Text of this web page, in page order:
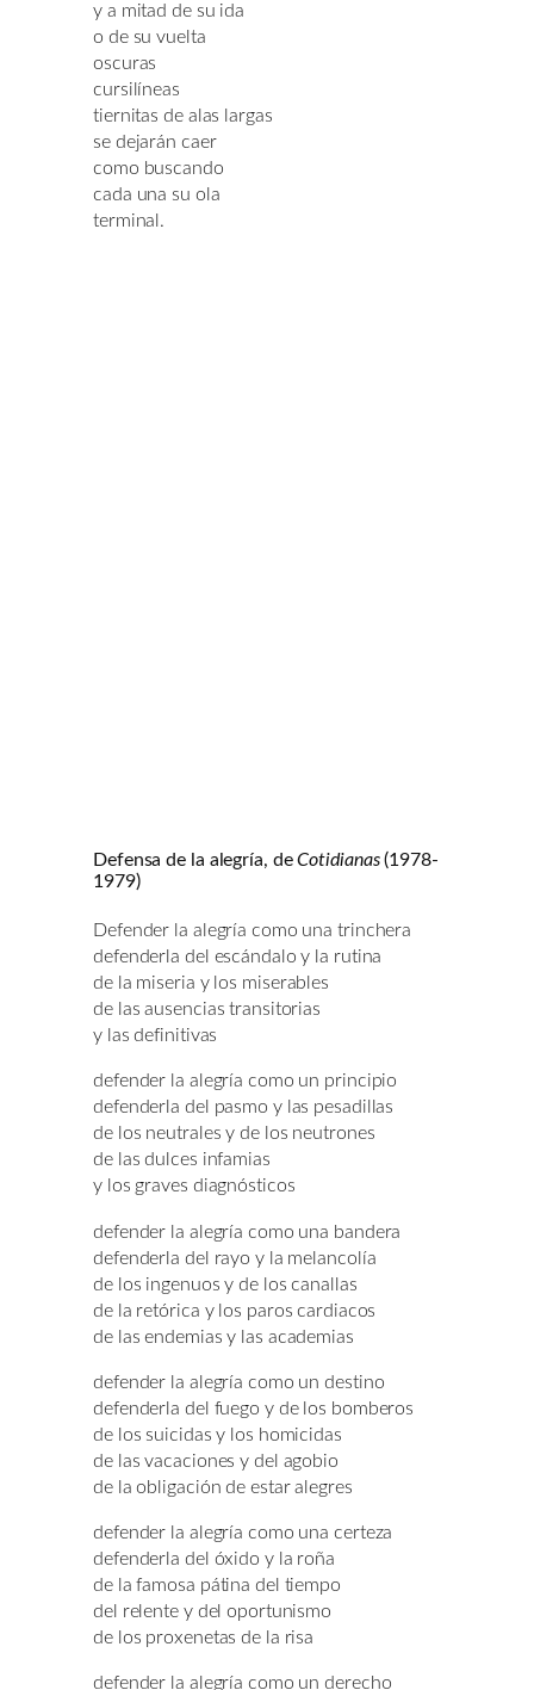
y a mitad de su ida
o de su vuelta
oscuras
cursilíneas
tiernitas de alas largas
se dejarán caer
como buscando
cada una su ola
terminal.
Defensa de la alegría, deCotidianas(1978-
1979)
Defender la alegría como una trinchera
defenderla del escándalo y la rutina
de la miseria y los miserables
de las ausencias transitorias
y las definitivas
defender la alegría como un principio
defenderla del pasmo y las pesadillas
de los neutrales y de los neutrones
de las dulces infamias
y los graves diagnósticos
defender la alegría como una bandera
defenderla del rayo y la melancolía
de los ingenuos y de los canallas
de la retórica y los paros cardiacos
de las endemias y las academias
defender la alegría como un destino
defenderla del fuego y de los bomberos
de los suicidas y los homicidas
de las vacaciones y del agobio
de la obligación de estar alegres
defender la alegría como una certeza
defenderla del óxido y la roña
de la famosa pátina del tiempo
del relente y del oportunismo
de los proxenetas de la risa
defender la alegría como un derecho